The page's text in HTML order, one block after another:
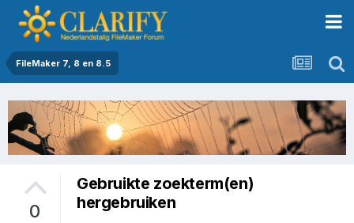
FileMaker 7, 8 en 8.5
0
Gebruikte zoekterm(en)
hergebruiken